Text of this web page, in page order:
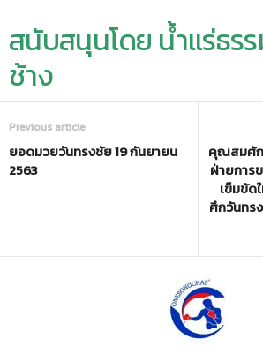
สนับสนุนโดย น้ำแร่ธร
ช้าง
Previous article
ยอดมวยวันทรงชัย 19 กันยายน
2563
คุณสมศัก
ฝ่ายการ
เข็มขัด
ศึกวันทร